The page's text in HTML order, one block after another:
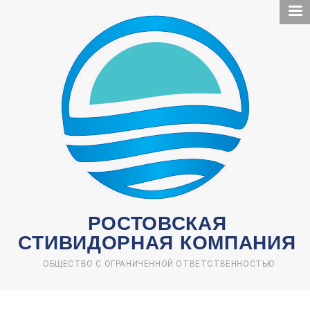
РОСТОВСКАЯ
СТИВИДОРНАЯ КОМПАНИЯ
ОБЩЕСТВО С ОГРАНИЧЕННОЙ ОТВЕТСТВЕННОСТЬЮ